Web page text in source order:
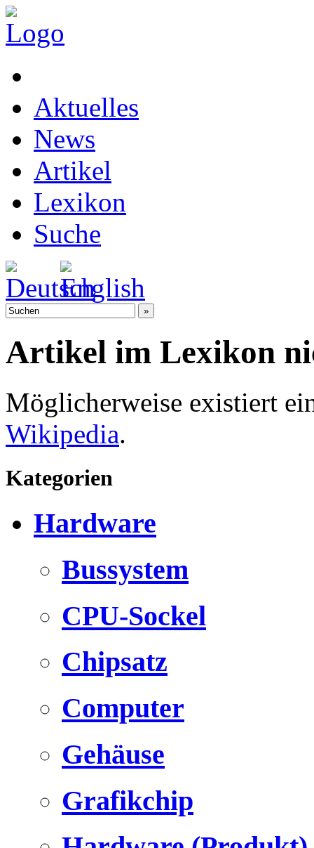
Aktuelles
News
Artikel
Lexikon
Suche
Artikel im Lexikon
Möglicherweise existiert
Wikipedia.
Kategorien
Hardware
Bussystem
CPU-Sockel
Chipsatz
Computer
Gehäuse
Grafikchip